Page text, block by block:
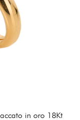
in oro 18Kt